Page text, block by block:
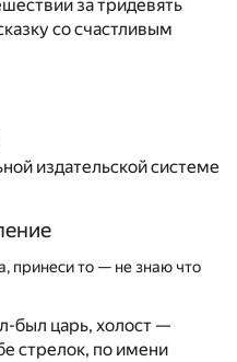
за тридевять
со счастливым
издательской системе
принеси то — не знаю что
был царь, холост —
стрелок, по имени